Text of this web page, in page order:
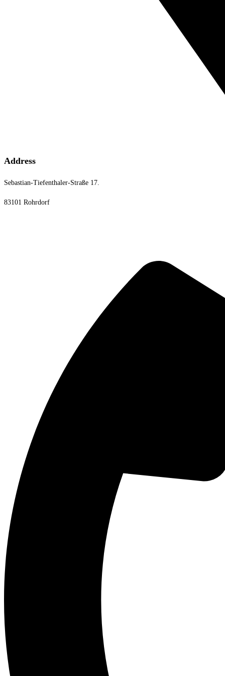
Address
Sebastian-Tiefenthaler-Straße 17.
83101 Rohrdorf